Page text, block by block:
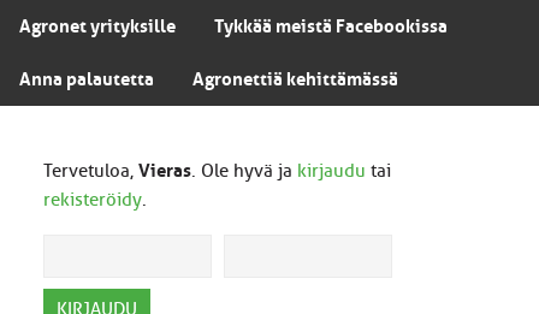
Agronet yrityksille Tykkää meistä Facebookissa
Anna palautetta Agronettiä kehittämässä
Tervetuloa, Vieras. Ole hyvä ja kirjaudu tai
rekisteröidy.